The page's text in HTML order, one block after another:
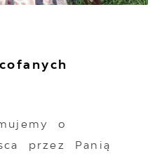
o
przez Panią